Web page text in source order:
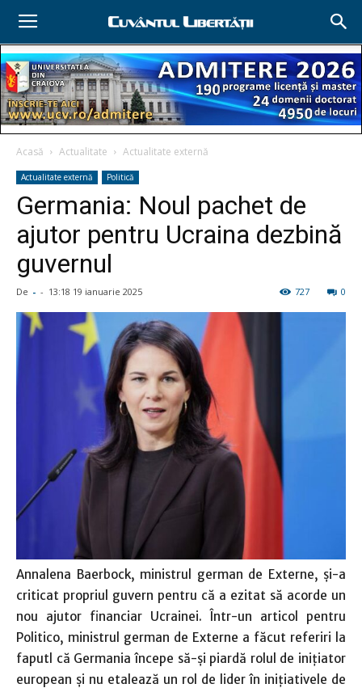
Acasă Actualitate Actualitate externă
Actualitate externă Politică
Germania: Noul pachet de
ajutor pentru Ucraina dezbină
guvernul
De - - 13:18 19 ianuarie 2025 0
727
Annalena Baerbock, ministrul german de Externe, şi-a
criticat propriul guvern pentru că a ezitat să acorde un
nou ajutor financiar Ucrainei. Într-un articol pentru
Politico, ministrul german de Externe a făcut referiri la
faputl că Germania începe să-şi piardă rolul de iniţiator
european şi nu etalează un rol de lider în iniţiativele de